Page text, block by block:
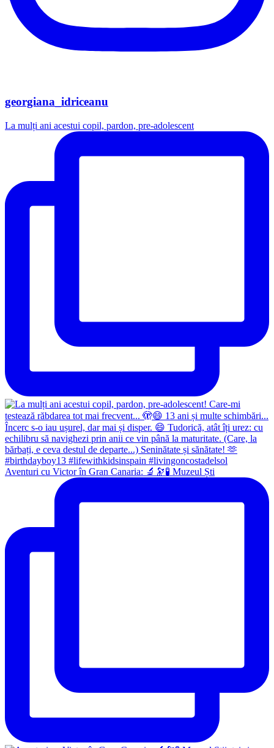
georgiana_idriceanu
La mulți ani acestui copil, pardon, pre-adolescent
Aventuri cu Victor în Gran Canaria: 🔬🔭🧪 Muzeul Ști